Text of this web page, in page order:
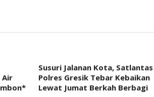
Air
Susuri Jalanan Kota, Satlantas
Polres Gresik Tebar Kebaikan
Lewat Jumat Berkah Berbagi